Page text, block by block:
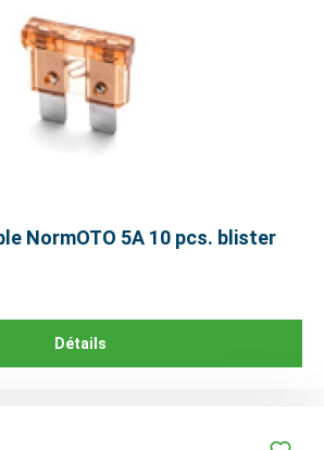
NormOTO 5A 10 pcs. blister
Détails